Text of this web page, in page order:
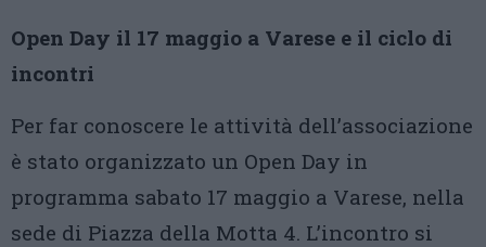
Open Day il 17 maggio a Varese e il ciclo di
incontri
Per far conoscere le attività dell’associazione
è stato organizzato un Open Day in
programma sabato 17 maggio a Varese, nella
sede di Piazza della Motta 4. L’incontro si